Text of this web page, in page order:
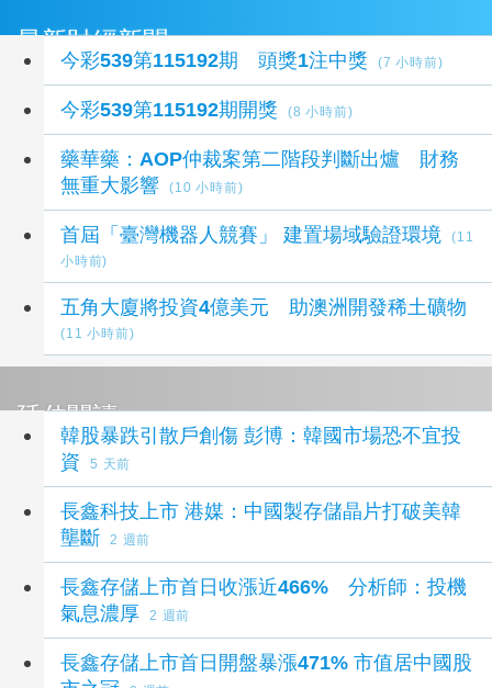
最新財經新聞
今彩539第115192期 頭獎1注中獎 (7 小時前)
今彩539第115192期開獎 (8 小時前)
藥華藥：AOP仲裁案第二階段判斷出爐 財務
無重大影響
(10 小時前)
首屆「臺灣機器人競賽」 建置場域驗證環境
(11
小時前)
五角大廈將投資4億美元 助澳洲開發稀土礦物
(11 小時前)
延伸閱讀
韓股暴跌引散戶創傷 彭博：韓國市場恐不宜投
資
5 天前
長鑫科技上市 港媒：中國製存儲晶片打破美韓
壟斷
2 週前
長鑫存儲上市首日收漲近466% 分析師：投機
氣息濃厚
2 週前
長鑫存儲上市首日開盤暴漲471% 市值居中國股